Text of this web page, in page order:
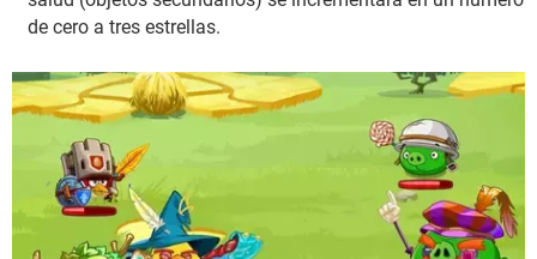
de cero a tres estrellas.